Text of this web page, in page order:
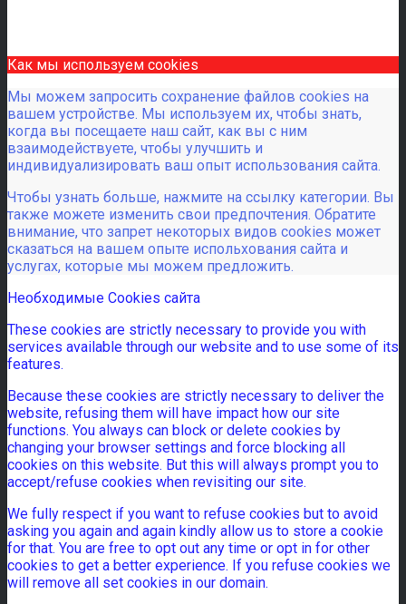
Как мы используем cookies
Мы можем запросить сохранение файлов cookies на
вашем устройстве. Мы используем их, чтобы знать,
когда вы посещаете наш сайт, как вы с ним
взаимодействуете, чтобы улучшить и
индивидуализировать ваш опыт использования сайта.
Чтобы узнать больше, нажмите на ссылку категории. Вы
также можете изменить свои предпочтения. Обратите
внимание, что запрет некоторых видов cookies может
сказаться на вашем опыте испольхования сайта и
услугах, которые мы можем предложить.
Необходимые Cookies сайта
These cookies are strictly necessary to provide you with
services available through our website and to use some of its
features.
Because these cookies are strictly necessary to deliver the
website, refusing them will have impact how our site
functions. You always can block or delete cookies by
changing your browser settings and force blocking all
cookies on this website. But this will always prompt you to
accept/refuse cookies when revisiting our site.
We fully respect if you want to refuse cookies but to avoid
asking you again and again kindly allow us to store a cookie
for that. You are free to opt out any time or opt in for other
cookies to get a better experience. If you refuse cookies we
will remove all set cookies in our domain.